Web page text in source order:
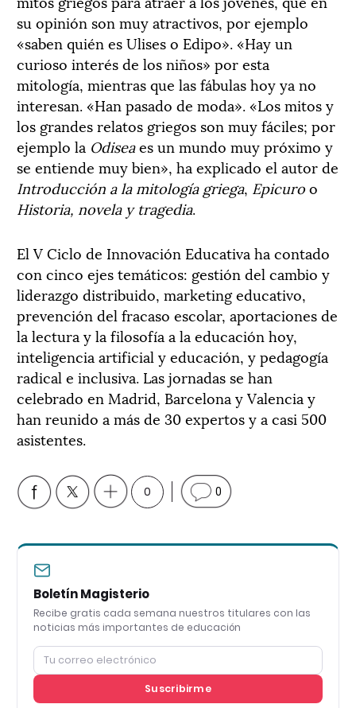
su opinión son muy atractivos, por ejemplo
«saben quién es Ulises o Edipo». «Hay un
curioso interés de los niños» por esta
mitología, mientras que las fábulas hoy ya no
interesan. «Han pasado de moda». «Los mitos y
los grandes relatos griegos son muy fáciles; por
ejemplo la Odiseaes un mundo muy próximo y
se entiende muy bien», ha explicado el autor de
Introducción a la mitología griega, Epicuroo
Historia, novela y tragedia.
El V Ciclo de Innovación Educativa ha contado
con cinco ejes temáticos: gestión del cambio y
liderazgo distribuido, marketing educativo,
prevención del fracaso escolar, aportaciones de
la lectura y la filosofía a la educación hoy,
inteligencia artificial y educación, y pedagogía
radical e inclusiva. Las jornadas se han
celebrado en Madrid, Barcelona y Valencia y
han reunido a más de 30 expertos y a casi 500
asistentes.
0 0
Boletín Magisterio
Recibe gratis cada semana nuestros titulares con las
noticias más importantes de educación
Suscribirme